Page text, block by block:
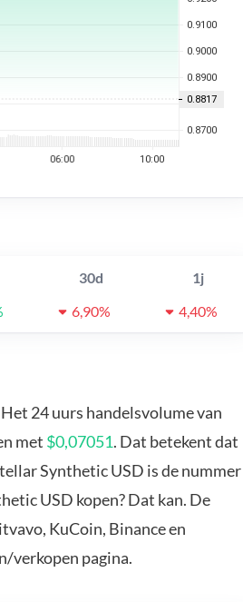
30d
1j
6,90% 4,40%
Het 24 uurs handelsvolume van
met $0,07051. Dat betekent dat
Synthetic USD is de nummer
USD kopen? Dat kan. De
KuCoin, Binance en
verkopen pagina.